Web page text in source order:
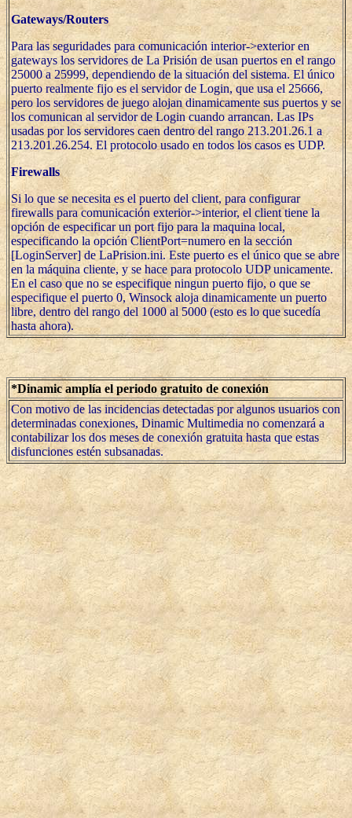
Gateways/Routers
Para las seguridades para comunicación interior->exterior en
gateways los servidores de La Prisión de usan puertos en el rango
25000 a 25999, dependiendo de la situación del sistema. El único
puerto realmente fijo es el servidor de Login, que usa el 25666,
pero los servidores de juego alojan dinamicamente sus puertos y se
los comunican al servidor de Login cuando arrancan. Las IPs
usadas por los servidores caen dentro del rango 213.201.26.1 a
213.201.26.254. El protocolo usado en todos los casos es UDP.
Firewalls
Si lo que se necesita es el puerto del client, para configurar
firewalls para comunicación exterior->interior, el client tiene la
opción de especificar un port fijo para la maquina local,
especificando la opción ClientPort=numero en la sección
[LoginServer] de LaPrision.ini. Este puerto es el único que se abre
en la máquina cliente, y se hace para protocolo UDP unicamente.
En el caso que no se especifique ningun puerto fijo, o que se
especifique el puerto 0, Winsock aloja dinamicamente un puerto
libre, dentro del rango del 1000 al 5000 (esto es lo que sucedía
hasta ahora).
*Dinamic amplía el periodo gratuito de conexión
Con motivo de las incidencias detectadas por algunos usuarios con
determinadas conexiones, Dinamic Multimedia no comenzará a
contabilizar los dos meses de conexión gratuita hasta que estas
disfunciones estén subsanadas.